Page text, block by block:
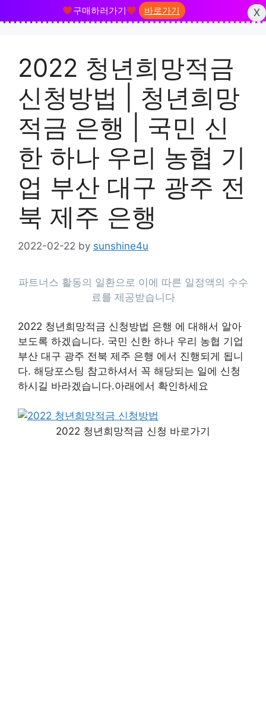
구매하러가기 바로가기
X
content2022 청년희망적금
신청방법 | 청년희망
적금 은행 | 국민 신
한 하나 우리 농협 기
업 부산 대구 광주 전
북 제주 은행
2022-02-22 by sunshine4u
2022 청년희망적금 신청방법 은행 에 대해서 알아
보도록 하겠습니다. 국민 신한 하나 우리 농협 기업
부산 대구 광주 전북 제주 은행 에서 진행되게 됩니
다. 해당포스팅 참고하셔서 꼭 해당되는 일에 신청
하시길 바라겠습니다.아래에서 확인하세요
2022 청년희망적금 신청 바로가기